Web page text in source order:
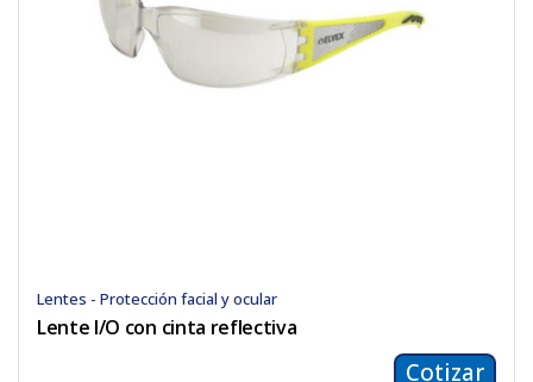
Lentes - Protección facial y ocular
Lente I/O con cinta reflectiva
Cotizar